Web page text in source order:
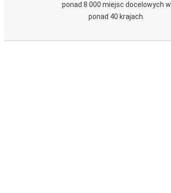
ponad 8 000 miejsc docelowych w
ponad 40 krajach.